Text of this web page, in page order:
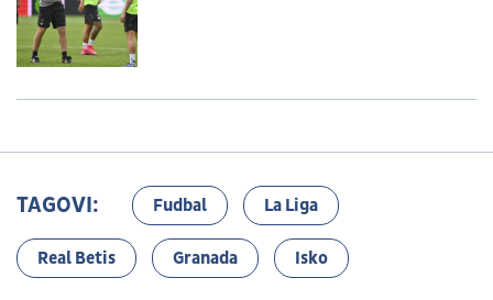
TAGOVI: Fudbal La Liga
Real Betis Granada Isko